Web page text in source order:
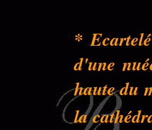
*
d'une
haute du
la